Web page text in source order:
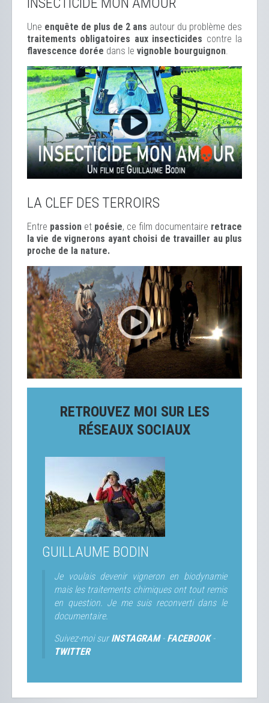
Une enquête de plus de 2 ans autour du problème des
traitements obligatoires aux insecticides contre la
flavescence dorée dans le vignoble bourguignon.
LA CLEF DES TERROIRS
Entre passion et poésie, ce film documentaire retrace
la vie de vignerons ayant choisi de travailler au plus
proche de la nature.
RETROUVEZ MOI SUR LES
RÉSEAUX SOCIAUX
GUILLAUME BODIN
Je voulais devenir vigneron en biodynamie
mais les traitements chimiques ont tout remis
en question. Je me suis reconverti dans le
documentaire.
Suivez-moi surINSTAGRAM- FACEBOOK-
TWITTER